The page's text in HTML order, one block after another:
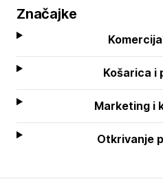
Značajke
Košarica i
Marketing i
Otkrivanje